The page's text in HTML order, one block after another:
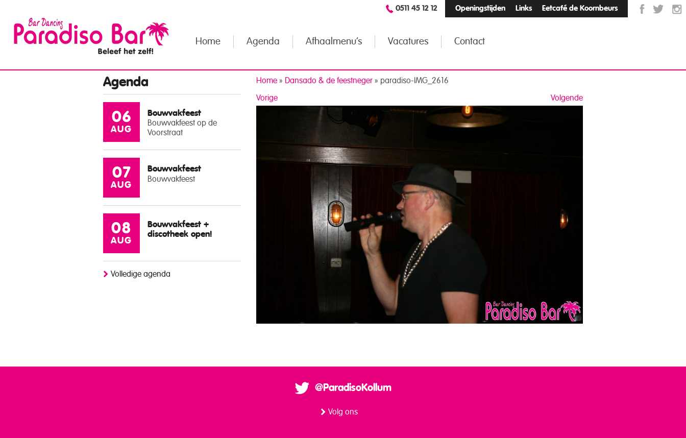
Openingstijden Links Eetcafé de Koornbeurs
0511 45 12 12
Home Agenda Afhaalmenu’s Vacatures Contact
Agenda
06
AUG
Bouwvakfeest
Bouwvakfeest op de
Voorstraat
07
AUG
Bouwvakfeest
Bouwvakfeest
08
AUG
Bouwvakfeest +
discotheek open!
Volledige agenda
Home » Dansado & de feestneger » paradiso-IMG_2616
Volgende
Vorige
@ParadisoKollum
Volg ons